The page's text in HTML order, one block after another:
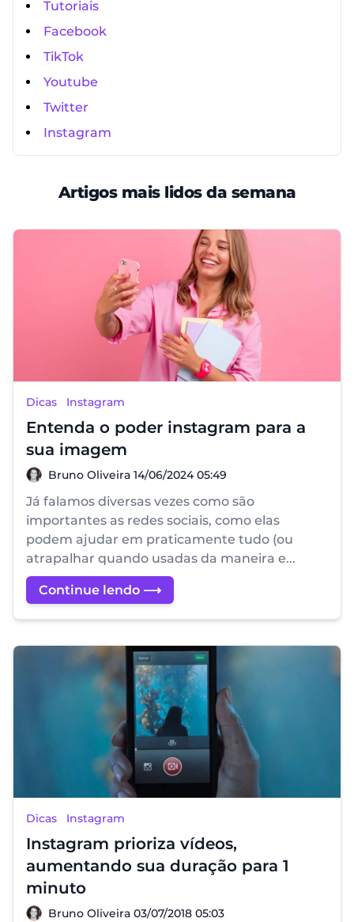
Tutoriais
Facebook
TikTok
Youtube
Twitter
Instagram
Artigos mais lidos da semana
Dicas Instagram
Entenda o poder instagram para a
sua imagem
Bruno Oliveira
Bruno Oliveira 14/06/2024 05:49
Já falamos diversas vezes como são
importantes as redes sociais, como elas
podem ajudar em praticamente tudo (ou
atrapalhar quando usadas da maneira e...
Continue lendo ⟶
Dicas Instagram
Instagram prioriza vídeos,
aumentando sua duração para 1
minuto
Bruno Oliveira
Bruno Oliveira 03/07/2018 05:03